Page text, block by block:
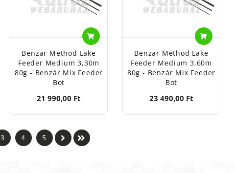
Benzar Method Lake
Feeder Medium 3,30m
80g - Benzár Mix Feeder
Bot
21 990,00 Ft
Benzar Method Lake
Feeder Medium 3,60m
80g - Benzár Mix Feeder
Bot
23 490,00 Ft
3 4 5